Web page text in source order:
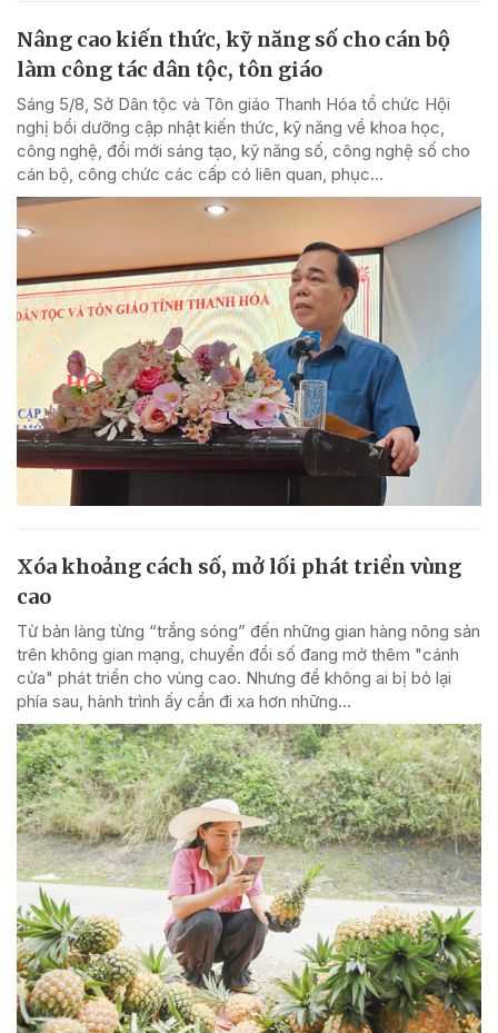
Nâng cao kiến thức, kỹ năng số cho cán bộ
làm công tác dân tộc, tôn giáo
Sáng 5/8, Sở Dân tộc và Tôn giáo Thanh Hóa tổ chức Hội
nghị bồi dưỡng cập nhật kiến thức, kỹ năng về khoa học,
công nghệ, đổi mới sáng tạo, kỹ năng số, công nghệ số cho
cán bộ, công chức các cấp có liên quan, phục...
Xóa khoảng cách số, mở lối phát triển vùng
cao
Từ bản làng từng “trắng sóng” đến những gian hàng nông sản
trên không gian mạng, chuyển đổi số đang mở thêm "cánh
cửa" phát triển cho vùng cao. Nhưng để không ai bị bỏ lại
phía sau, hành trình ấy cần đi xa hơn những...